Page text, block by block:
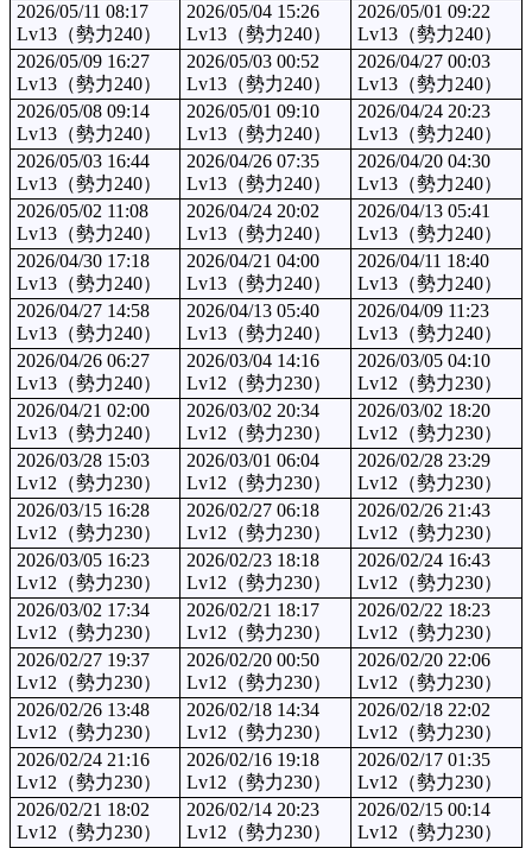
2026/05/11 08:17
Lv13（勢力240）
2026/05/04 15:26
Lv13（勢力240）
2026/05/01 09:22
Lv13（勢力240）
2026/05/09 16:27
Lv13（勢力240）
2026/05/03 00:52
Lv13（勢力240）
2026/04/27 00:03
Lv13（勢力240）
2026/05/08 09:14
Lv13（勢力240）
2026/05/01 09:10
Lv13（勢力240）
2026/04/24 20:23
Lv13（勢力240）
2026/05/03 16:44
Lv13（勢力240）
2026/04/26 07:35
Lv13（勢力240）
2026/04/20 04:30
Lv13（勢力240）
2026/05/02 11:08
Lv13（勢力240）
2026/04/24 20:02
Lv13（勢力240）
2026/04/13 05:41
Lv13（勢力240）
2026/04/30 17:18
Lv13（勢力240）
2026/04/21 04:00
Lv13（勢力240）
2026/04/11 18:40
Lv13（勢力240）
2026/04/27 14:58
Lv13（勢力240）
2026/04/13 05:40
Lv13（勢力240）
2026/04/09 11:23
Lv13（勢力240）
2026/04/26 06:27
Lv13（勢力240）
2026/03/04 14:16
Lv12（勢力230）
2026/03/05 04:10
Lv12（勢力230）
2026/04/21 02:00
Lv13（勢力240）
2026/03/02 20:34
Lv12（勢力230）
2026/03/02 18:20
Lv12（勢力230）
2026/03/28 15:03
Lv12（勢力230）
2026/03/01 06:04
Lv12（勢力230）
2026/02/28 23:29
Lv12（勢力230）
2026/03/15 16:28
Lv12（勢力230）
2026/02/27 06:18
Lv12（勢力230）
2026/02/26 21:43
Lv12（勢力230）
2026/03/05 16:23
Lv12（勢力230）
2026/02/23 18:18
Lv12（勢力230）
2026/02/24 16:43
Lv12（勢力230）
2026/03/02 17:34
Lv12（勢力230）
2026/02/21 18:17
Lv12（勢力230）
2026/02/22 18:23
Lv12（勢力230）
2026/02/27 19:37
Lv12（勢力230）
2026/02/20 00:50
Lv12（勢力230）
2026/02/20 22:06
Lv12（勢力230）
2026/02/26 13:48
Lv12（勢力230）
2026/02/18 14:34
Lv12（勢力230）
2026/02/18 22:02
Lv12（勢力230）
2026/02/24 21:16
Lv12（勢力230）
2026/02/16 19:18
Lv12（勢力230）
2026/02/17 01:35
Lv12（勢力230）
2026/02/21 18:02
Lv12（勢力230）
2026/02/14 20:23
Lv12（勢力230）
2026/02/15 00:14
Lv12（勢力230）